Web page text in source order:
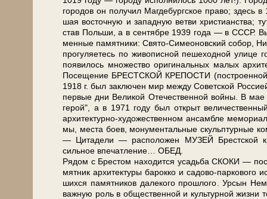
го­ро­дов он по­лу­чил Маг­де­бург­ское пра­во; здесь
шая во­сточ­ную и за­пад­ную вет­ви
став Поль­ши, а в сен­тяб­ре 1939 го­да — в СССР.
мен­ные па­мят­ни­ки: Свято-Симеоновский со­бор,
про­гу­ля­е­тесь по жи­во­пис­ной пе­ше­ход­ной
появилось мно­же­ство ори­ги­наль­ных ма­лых
По­се­ще­ние БРЕСТСКОЙ КРЕПОСТИ (по­стро­ен­ной
1918 г. был за­клю­чен мир меж­ду Со­вет­ской
пер­вые дни Ве­ли­кой Оте­че­ствен­ной вой­ны. В мае
герой", а в 1971 го­ду был от­крыт
архитектурно-художественном ан­сам­бле
мы, ме­ста боев, мо­ну­мен­таль­ные скульп­тур­ные
— Ци­та­де­ли — рас­по­ло­жен МУЗЕЙ Брест­ской
сильное впе­чат­ле­ние… ОБЕД.
Рядом с Брестом на­хо­дит­ся усадь­ба СКОКИ —
мят­ник ар­хи­тек­ту­ры ба­рок­ко и садово-паркового
ших­ся па­мят­ни­ков да­ле­ко­го про­шло­го. Урсын
важ­ную роль в об­ще­ствен­ной и культурной